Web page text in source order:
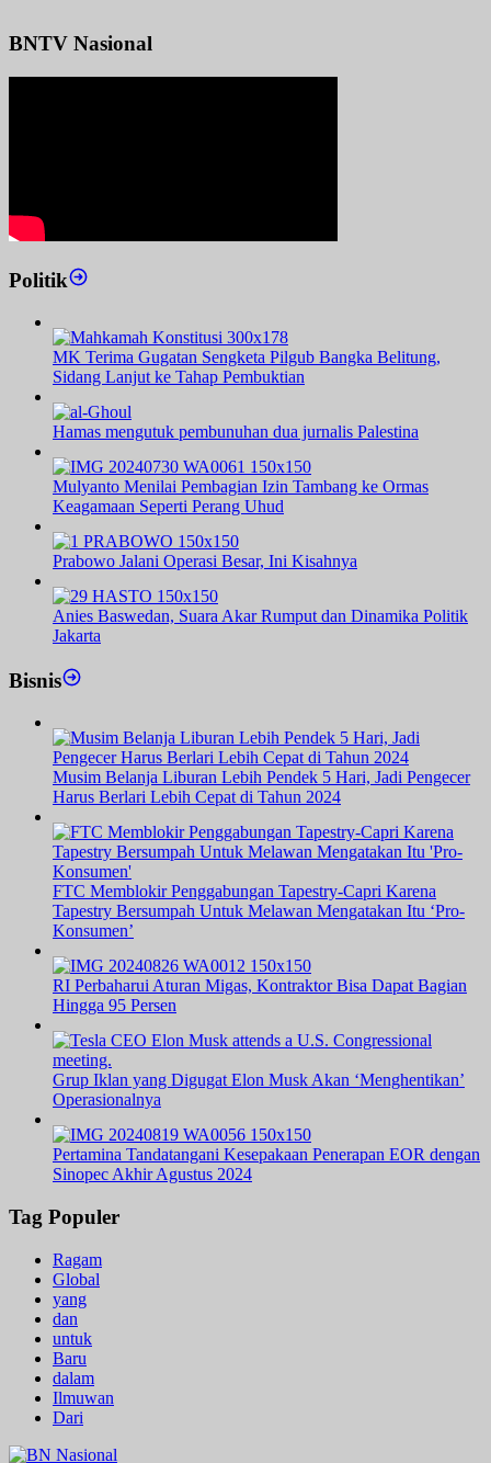
BNTV Nasional
Politik
MK Terima Gugatan Sengketa Pilgub Bangka Belitung,
Sidang Lanjut ke Tahap Pembuktian
Hamas mengutuk pembunuhan dua jurnalis Palestina
Mulyanto Menilai Pembagian Izin Tambang ke Ormas
Keagamaan Seperti Perang Uhud
Prabowo Jalani Operasi Besar, Ini Kisahnya
Anies Baswedan, Suara Akar Rumput dan Dinamika Politik
Jakarta
Bisnis
Musim Belanja Liburan Lebih Pendek 5 Hari, Jadi Pengecer
Harus Berlari Lebih Cepat di Tahun 2024
FTC Memblokir Penggabungan Tapestry-Capri Karena
Tapestry Bersumpah Untuk Melawan Mengatakan Itu ‘Pro-
Konsumen’
RI Perbaharui Aturan Migas, Kontraktor Bisa Dapat Bagian
Hingga 95 Persen
Grup Iklan yang Digugat Elon Musk Akan ‘Menghentikan’
Operasionalnya
Pertamina Tandatangani Kesepakaan Penerapan EOR dengan
Sinopec Akhir Agustus 2024
Tag Populer
Ragam
Global
yang
dan
untuk
Baru
dalam
Ilmuwan
Dari